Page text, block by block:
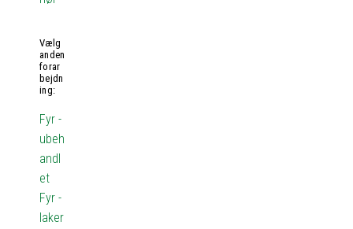
Vælg
anden
forar
bejdn
ing:
Fyr -
ubeh
andl
et
Fyr -
laker